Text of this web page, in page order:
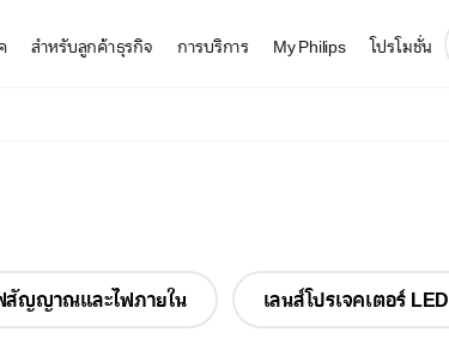
สำหรับลูกค้าธุรกิจ การบริการ My Philips โปรโมชั่น
สัญญาณและไฟภายใน เลนส์โปรเจคเตอร์ LED